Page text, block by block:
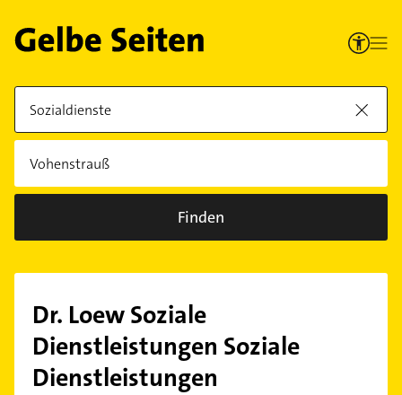
Finden
Dr. Loew Soziale
Dienstleistungen Soziale
Dienstleistungen